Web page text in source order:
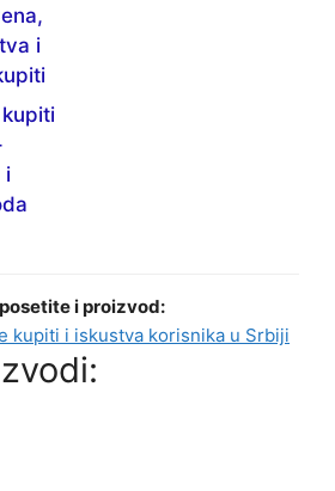
i
i
i proizvod:
kupiti i iskustva korisnika u Srbiji